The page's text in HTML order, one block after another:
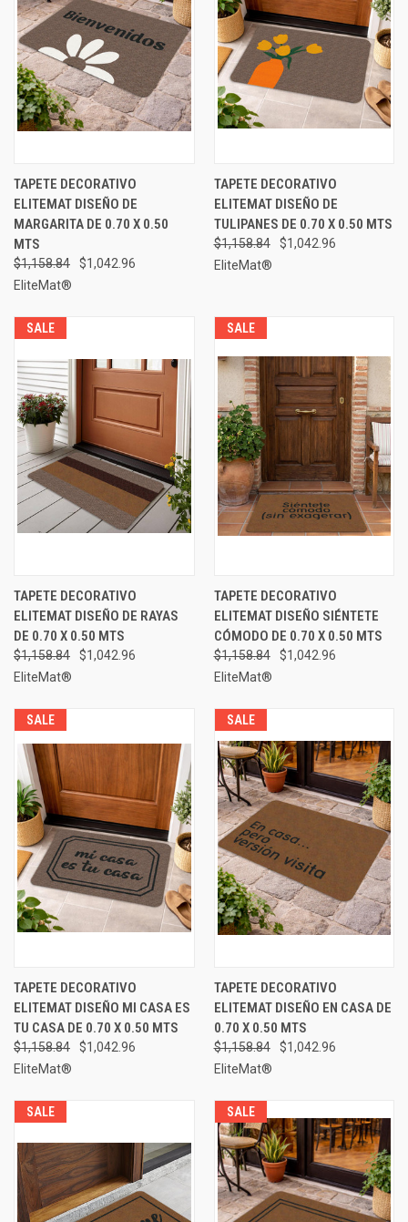
TAPETE DECORATIVO
ELITEMAT DISEÑO DE
MARGARITA DE 0.70 X 0.50
MTS
$1,158.84
$1,042.96
EliteMat®
TAPETE DECORATIVO
ELITEMAT DISEÑO DE
TULIPANES DE 0.70 X 0.50 MTS
$1,158.84
$1,042.96
EliteMat®
SALE
TAPETE DECORATIVO
ELITEMAT DISEÑO DE RAYAS
DE 0.70 X 0.50 MTS
$1,158.84
$1,042.96
EliteMat®
SALE
TAPETE DECORATIVO
ELITEMAT DISEÑO SIÉNTETE
CÓMODO DE 0.70 X 0.50 MTS
$1,158.84
$1,042.96
EliteMat®
SALE
TAPETE DECORATIVO
ELITEMAT DISEÑO MI CASA ES
TU CASA DE 0.70 X 0.50 MTS
$1,158.84
$1,042.96
EliteMat®
SALE
TAPETE DECORATIVO
ELITEMAT DISEÑO EN CASA DE
0.70 X 0.50 MTS
$1,158.84
$1,042.96
EliteMat®
SALE SALE